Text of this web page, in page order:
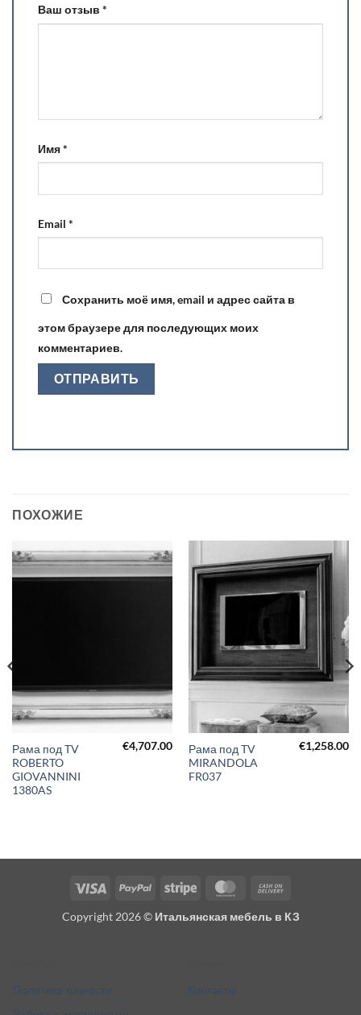
Ваш отзыв *
Имя*
Email *
Сохранить моё имя, email и адрес сайта в
этом браузере для последующих моих
комментариев.
ПОХОЖИЕ
Рама под TV
ROBERTO
GIOVANNINI
1380AS
€4,707.00
Рама под TV
MIRANDOLA
FR037
€1,258.00
Visa PayPal Stripe MasterCard
Delivery
Copyright 2026 © Итальянская мебель в КЗ
Политика точности
Контакты